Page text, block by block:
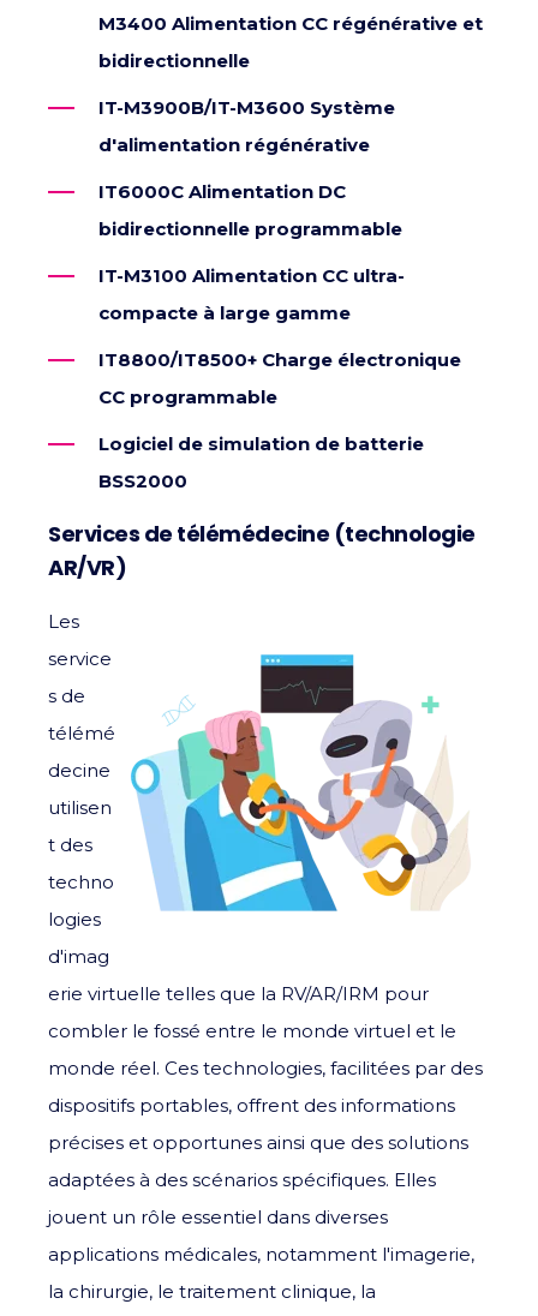
M3400 Alimentation CC régénérative et
bidirectionnelle
IT-M3900B/IT-M3600 Système
d'alimentation régénérative
IT6000C Alimentation DC
bidirectionnelle programmable
IT-M3100 Alimentation CC ultra-
compacte à large gamme
IT8800/IT8500+ Charge électronique
CC programmable
Logiciel de simulation de batterie
BSS2000
Services de télémédecine (technologie
AR/VR)
Les
service
s de
télémé
decine
utilisen
t des
techno
logies
d'imag
erie virtuelle telles que la RV/AR/IRM pour
combler le fossé entre le monde virtuel et le
monde réel. Ces technologies, facilitées par des
dispositifs portables, offrent des informations
précises et opportunes ainsi que des solutions
adaptées à des scénarios spécifiques. Elles
jouent un rôle essentiel dans diverses
applications médicales, notamment l'imagerie,
la chirurgie, le traitement clinique, la